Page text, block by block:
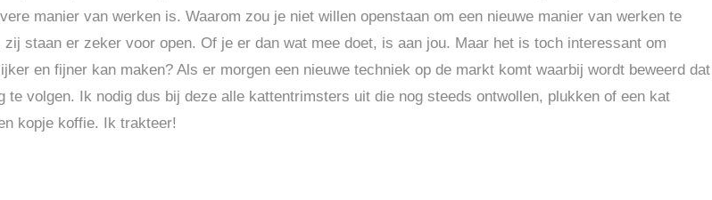
manier van werken is. Waarom zou je niet willen openstaan om een nieuwe manier van werken te
staan er zeker voor open. Of je er dan wat mee doet, is aan jou. Maar het is toch interessant om
en fijner kan maken? Als er morgen een nieuwe techniek op de markt komt waarbij wordt beweerd dat
volgen. Ik nodig dus bij deze alle kattentrimsters uit die nog steeds ontwollen, plukken of een kat
kopje koffie. Ik trakteer!